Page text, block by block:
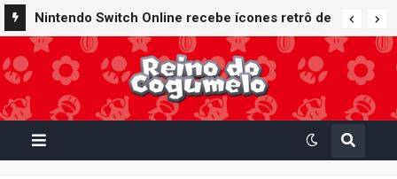
Nintendo Switch Online recebe ícones retrô de
Mario Paint (SNES) e Mario Kart: Super Circuit
(GBA)